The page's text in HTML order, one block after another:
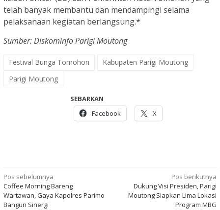
telah banyak membantu dan mendampingi selama
pelaksanaan kegiatan berlangsung.*
Sumber: Diskominfo Parigi Moutong
Festival Bunga Tomohon
Kabupaten Parigi Moutong
Parigi Moutong
SEBARKAN
Facebook
X
Navigasi
pos
Pos sebelumnya
Coffee Morning Bareng
Wartawan, Gaya Kapolres Parimo
Bangun Sinergi
Pos berikutnya
Dukung Visi Presiden, Parigi
Moutong Siapkan Lima Lokasi
Program MBG